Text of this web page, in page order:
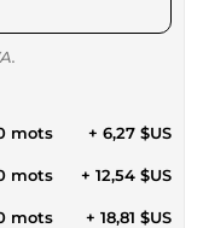
mots + 6,27 $US
mots + 12,54 $US
mots + 18,81 $US